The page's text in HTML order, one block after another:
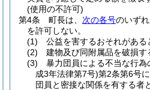
(使用の不許可)
第4条
町長は、 次の各号のいず
を許可しない。
(1)
公益を害するおそれがある
(2)
建物及び同附属品を破損す
(3)
暴力団員による不当な行
成3年法律第7号)第2条第6号
団員と密接な関係を有する者